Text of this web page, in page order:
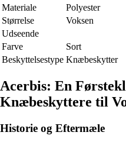
Materiale
Polyester
Størrelse
Voksen
Udseende
Farve
Sort
Beskyttelsestype Knæbeskytter
Acerbis: En
Knæbeskyttere til
Historie og Eftermæle